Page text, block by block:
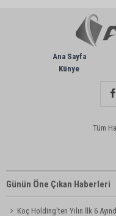
Ana Sayfa
Künye
Tüm
Günün Öne Çıkan Haberleri
Koç Holding'ten Yılın İlk 6